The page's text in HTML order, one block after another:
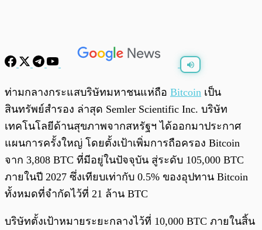
0:00/
ท่ามกลางกระแสบริษัทมหาชนแห่ถือ Bitcoin เป็น
สินทรัพย์สำรอง ล่าสุด Semler Scientific Inc. บริษัท
เทคโนโลยีด้านสุขภาพจากสหรัฐฯ ได้ออกมาประกาศ
แผนการครั้งใหญ่ โดยตั้งเป้าเพิ่มการถือครอง Bitcoin
จาก 3,808 BTC ที่มีอยู่ในปัจจุบัน สู่ระดับ 105,000 BTC
ภายในปี 2027 ซึ่งเทียบเท่ากับ 0.5% ของอุปทาน Bitcoin
ทั้งหมดที่จำกัดไว้ที่ 21 ล้าน BTC
บริษัทตั้งเป้าหมายระยะกลางไว้ที่ 10,000 BTC ภายในสิ้น